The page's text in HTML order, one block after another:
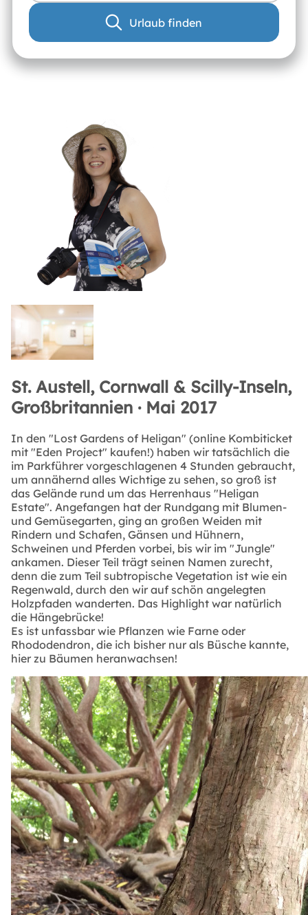
Urlaub finden
St. Austell, Cornwall & Scilly-Inseln,
Großbritannien · Mai 2017
In den "Lost Gardens of Heligan" (online Kombiticket
mit "Eden Project" kaufen!) haben wir tatsächlich die
im Parkführer vorgeschlagenen 4 Stunden gebraucht,
um annähernd alles Wichtige zu sehen, so groß ist
das Gelände rund um das Herrenhaus "Heligan
Estate". Angefangen hat der Rundgang mit Blumen-
und Gemüsegarten, ging an großen Weiden mit
Rindern und Schafen, Gänsen und Hühnern,
Schweinen und Pferden vorbei, bis wir im "Jungle"
ankamen. Dieser Teil trägt seinen Namen zurecht,
denn die zum Teil subtropische Vegetation ist wie ein
Regenwald, durch den wir auf schön angelegten
Holzpfaden wanderten. Das Highlight war natürlich
die Hängebrücke!
Es ist unfassbar wie Pflanzen wie Farne oder
Rhododendron, die ich bisher nur als Büsche kannte,
hier zu Bäumen heranwachsen!